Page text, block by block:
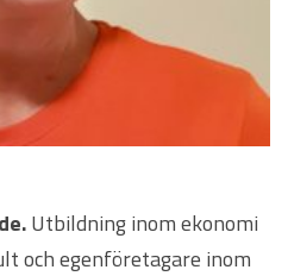
Utbildning inom ekonomi
och egenföretagare inom